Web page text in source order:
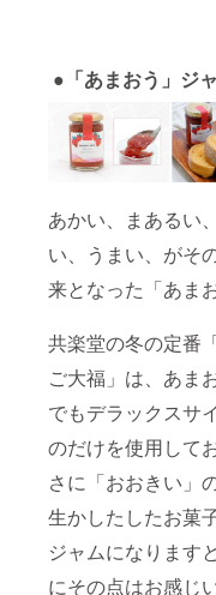
● 「あまおう」ジ
あかい、まあるい
い、うまい、がそ
来となった「あま
共楽堂の冬の定番
ご大福」は、あま
でもデラックスサ
のだけを使用して
さに「おおきい」
生かしたしたお菓
ジャムになります
にその点はお感じ